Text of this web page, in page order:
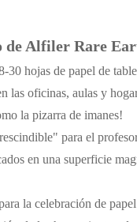
Alfiler Rare
30 hojas de papel de
las oficinas, aulas y
la pizarra de imanes!
para el
en una superficie
la celebración de